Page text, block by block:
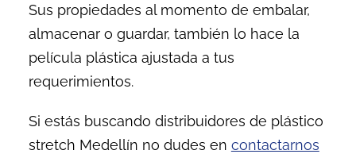
Sus propiedades al momento de embalar,
almacenar o guardar, también lo hace la
película plástica ajustada a tus
requerimientos.
Si estás buscando distribuidores de plástico
stretch Medellín no dudes en contactarnos